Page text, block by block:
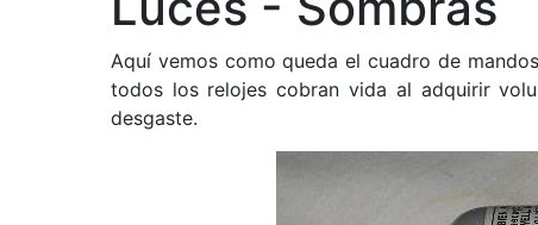
Aquí vemos como queda el cuadro de
todos los relojes cobran vida al adquirir
desgaste.